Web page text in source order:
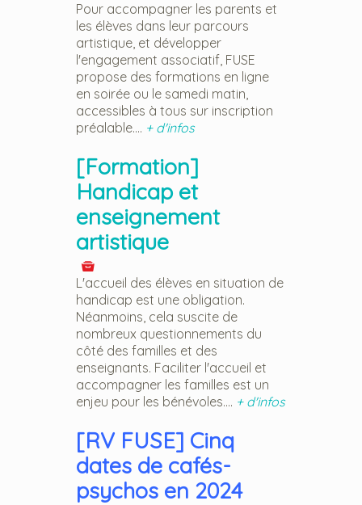
Pour accompagner les parents et
les élèves dans leur parcours
artistique, et développer
l'engagement associatif, FUSE
propose des formations en ligne
en soirée ou le samedi matin,
accessibles à tous sur inscription
préalable.... + d'infos
[Formation]
Handicap et
enseignement
artistique
L'accueil des élèves en situation de
handicap est une obligation.
Néanmoins, cela suscite de
nombreux questionnements du
côté des familles et des
enseignants. Faciliter l'accueil et
accompagner les familles est un
enjeu pour les bénévoles.... + d'infos
[RV FUSE] Cinq
dates de cafés-
psychos en 2024